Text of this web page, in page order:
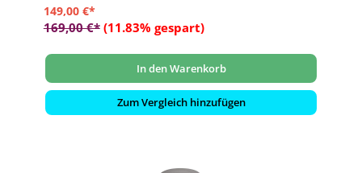
149,00 €*
169,00 €* (11.83% gespart)
In den Warenkorb
Zum Vergleich hinzufügen